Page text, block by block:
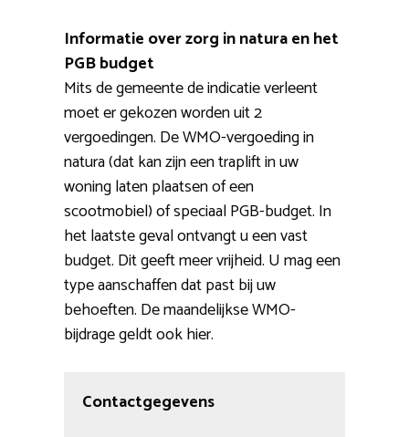
Informatie over zorg in natura en het
PGB budget
Mits de gemeente de indicatie verleent
moet er gekozen worden uit 2
vergoedingen. De WMO-vergoeding in
natura (dat kan zijn een traplift in uw
woning laten plaatsen of een
scootmobiel) of speciaal PGB-budget. In
het laatste geval ontvangt u een vast
budget. Dit geeft meer vrijheid. U mag een
type aanschaffen dat past bij uw
behoeften. De maandelijkse WMO-
bijdrage geldt ook hier.
Contactgegevens